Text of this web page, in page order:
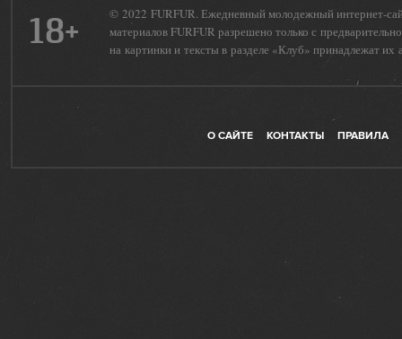
18+
© 2022 FURFUR. Ежедневный молодежный интернет-
материалов FURFUR разрешено только с
на картинки и тексты в разделе «Клуб» принадлежат их
О САЙТЕ КОНТАКТЫ ПРАВИЛА